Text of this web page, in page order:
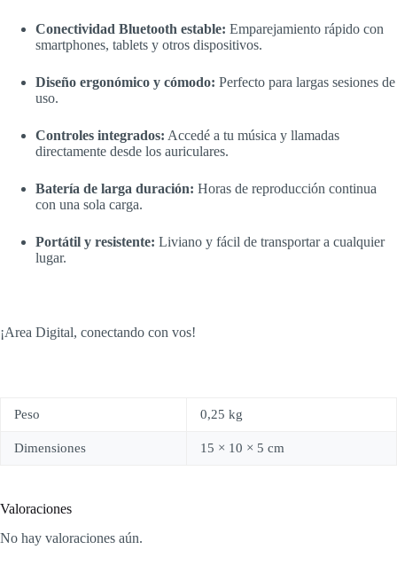
Conectividad Bluetooth estable: Emparejamiento rápido con
smartphones, tablets y otros dispositivos.
Diseño ergonómico y cómodo: Perfecto para largas sesiones de
uso.
Controles integrados: Accedé a tu música y llamadas
directamente desde los auriculares.
Batería de larga duración: Horas de reproducción continua
con una sola carga.
Portátil y resistente: Liviano y fácil de transportar a cualquier
lugar.
¡Area Digital, conectando con vos!
Peso 0,25 kg
Dimensiones 15 × 10 × 5 cm
Valoraciones
No hay valoraciones aún.